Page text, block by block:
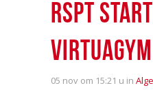
RSPT
VIRTUAGYM
05 nov om 15:21 u in